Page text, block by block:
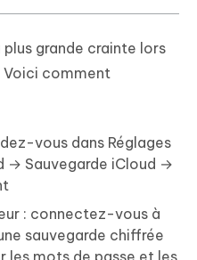
grande crainte lors
Voici comment
vous dans Réglages
Sauvegarde iCloud →
: connectez-vous à
sauvegarde chiffrée
les mots de passe et les